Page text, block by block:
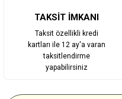
TAKSİT İMKANI
Taksit özellikli kredi
kartları ile 12 ay'a varan
taksitlendirme
yapabilirsiniz